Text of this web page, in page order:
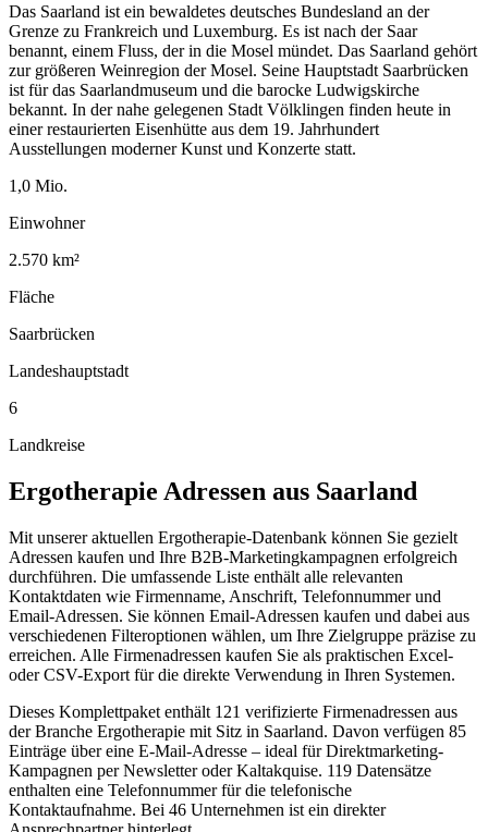
Das Saarland ist ein bewaldetes deutsches Bundesland an der
Grenze zu Frankreich und Luxemburg. Es ist nach der Saar
benannt, einem Fluss, der in die Mosel mündet. Das Saarland gehört
zur größeren Weinregion der Mosel. Seine Hauptstadt Saarbrücken
ist für das Saarlandmuseum und die barocke Ludwigskirche
bekannt. In der nahe gelegenen Stadt Völklingen finden heute in
einer restaurierten Eisenhütte aus dem 19. Jahrhundert
Ausstellungen moderner Kunst und Konzerte statt.
1,0 Mio.
Einwohner
2.570 km²
Fläche
Saarbrücken
Landeshauptstadt
6
Landkreise
Ergotherapie Adressen aus Saarland
Mit unserer aktuellen Ergotherapie-Datenbank können Sie gezielt
Adressen kaufen und Ihre B2B-Marketingkampagnen erfolgreich
durchführen. Die umfassende Liste enthält alle relevanten
Kontaktdaten wie Firmenname, Anschrift, Telefonnummer und
Email-Adressen. Sie können Email-Adressen kaufen und dabei aus
verschiedenen Filteroptionen wählen, um Ihre Zielgruppe präzise zu
erreichen. Alle Firmenadressen kaufen Sie als praktischen Excel-
oder CSV-Export für die direkte Verwendung in Ihren Systemen.
Dieses Komplettpaket enthält 121 verifizierte Firmenadressen aus
der Branche Ergotherapie mit Sitz in Saarland. Davon verfügen 85
Einträge über eine E-Mail-Adresse – ideal für Direktmarketing-
Kampagnen per Newsletter oder Kaltakquise. 119 Datensätze
enthalten eine Telefonnummer für die telefonische
Kontaktaufnahme. Bei 46 Unternehmen ist ein direkter